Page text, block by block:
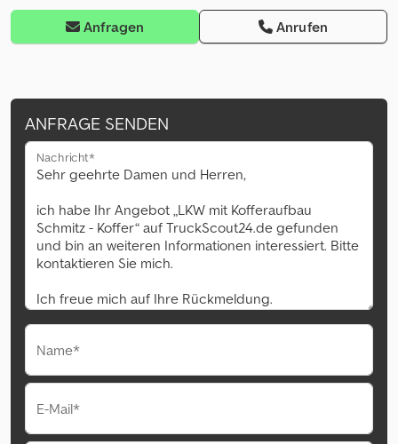
Anfragen Anrufen
ANFRAGE SENDEN
Nachricht*
Name*
E-Mail*